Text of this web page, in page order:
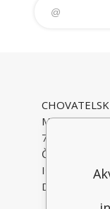
Malé
74775 Velké
Česká
IČO:
DIČ: